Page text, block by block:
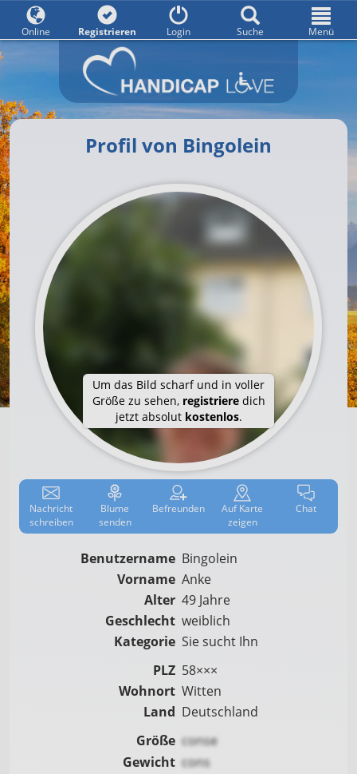
Profil von Bingolein
Um das Bild scharf und in voller
Größe zu sehen, registrieredich
jetzt absolut kostenlos.
Nachricht
schreiben
Blume
senden
Befreun­den AufKarte
zeigen
Chat
Benutzername Bingolein
Vorname Anke
Alter 49 Jahre
Geschlecht weiblich
Kategorie Sie sucht Ihn
PLZ 58×××
Wohnort Witten
Land Deutschland
Größe conse
Gewicht cons
Online Registrieren Login Suche Menü